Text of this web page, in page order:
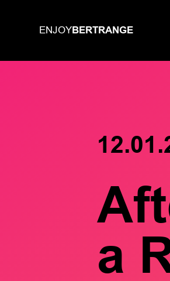
ENJOYBERTRANGE
a